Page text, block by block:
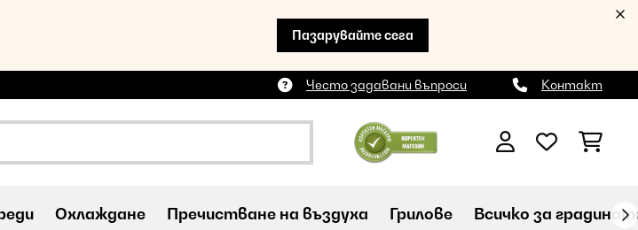
Пазарувайте сега
Често задавани въпроси Контакт
Охлаждане Пречистване на въздуха Грилове Всичко за